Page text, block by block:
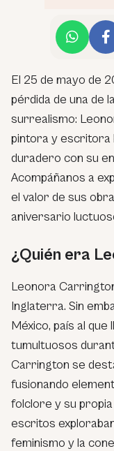
El 25 de mayo de
pérdida de una de
surrealismo:
pintora y escritora
duradero con su
Acompáñanos a
el valor de sus
aniversario
¿Quién era
Leonora
Inglaterra. Sin
México, país al
tumultuosos
Carrington se
fusionando
folclore y su
escritos
feminismo y la